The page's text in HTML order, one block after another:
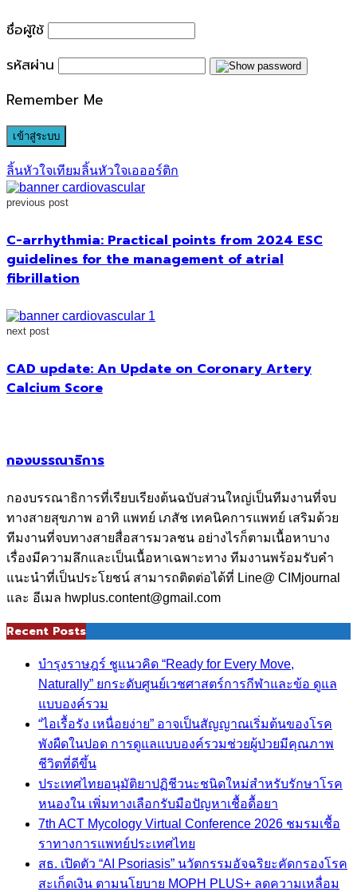
ชื่อผู้ใช้
รหัสผ่าน
Remember Me
ลิ้นหัวใจเทียมลิ้นหัวใจเอออร์ติก
previous post
C-arrhythmia: Practical points from 2024 ESC
guidelines for the management of atrial
fibrillation
next post
CAD update: An Update on Coronary Artery
Calcium Score
กองบรรณาธิการ
กองบรรณาธิการที่เรียบเรียงต้นฉบับส่วนใหญ่เป็นทีมงานที่จบ
ทางสายสุขภาพ อาทิ แพทย์ เภสัช เทคนิคการแพทย์ เสริมด้วย
ทีมงานที่จบทางสายสื่อสารมวลชน อย่างไรก็ตามเนื้อหาบาง
เรื่องมีความลึกและเป็นเนื้อหาเฉพาะทาง ทีมงานพร้อมรับคำ
แนะนำที่เป็นประโยชน์ สามารถติดต่อได้ที่ Line@ CIMjournal
และ อีเมล hwplus.content@gmail.com
Recent Posts
บำรุงราษฎร์ ชูแนวคิด “Ready for Every Move,
Naturally” ยกระดับศูนย์เวชศาสตร์การกีฬาและข้อ ดูแล
แบบองค์รวม
“ไอเรื้อรัง เหนื่อยง่าย” อาจเป็นสัญญาณเริ่มต้นของโรค
พังผืดในปอด การดูแลแบบองค์รวมช่วยผู้ป่วยมีคุณภาพ
ชีวิตที่ดีขึ้น
ประเทศไทยอนุมัติยาปฏิชีวนะชนิดใหม่สำหรับรักษาโรค
หนองใน เพิ่มทางเลือกรับมือปัญหาเชื้อดื้อยา
7th ACT Mycology Virtual Conference 2026 ชมรมเชื้อ
ราทางการแพทย์ประเทศไทย
สธ. เปิดตัว “AI Psoriasis” นวัตกรรมอัจฉริยะคัดกรองโรค
สะเก็ดเงิน ตามนโยบาย MOPH PLUS+ ลดความเหลื่อม